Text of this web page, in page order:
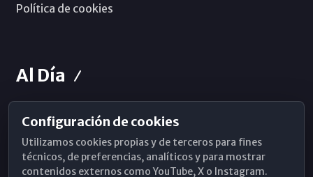
Política de cookies
Al Día
Horarios de Misa
Hemeroteca
Configuración de cookies
Utilizamos cookies propias y de terceros para fines
técnicos, de preferencias, analíticos y para mostrar
contenidos externos como YouTube, X o Instagram.